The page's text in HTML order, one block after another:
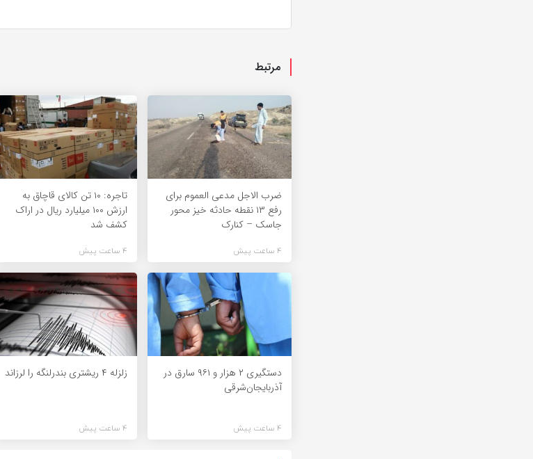
مرتبط
ضرب الاجل مدعی العموم برای
رفع ۱۳ نقطه حادثه خیز محور
جاسک – کنارک
4 ساعت پیش
تاجره: ۱۰ تن کالای قاچاق به
ارزش ۱۰۰ میلیارد ریال در اراک
کشف شد
4 ساعت پیش
دستگیری ۲ هزار و ۹۶۱ سارق در
آذربایجان‌شرقی
4 ساعت پیش
زلزله ۴ ریشتری بندرلنگه را لرزاند
4 ساعت پیش